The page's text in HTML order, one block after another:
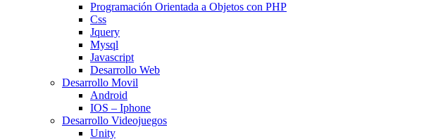
Programación Orientada a Objetos con PHP
Css
Jquery
Mysql
Javascript
Desarrollo Web
Desarrollo Movil
Android
IOS – Iphone
Desarrollo Videojuegos
Unity